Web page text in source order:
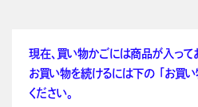
現在、買い物かごには商品が入って
お買い物を続けるには下の 「お買い
ください。